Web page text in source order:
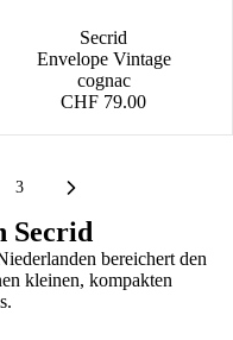
Secrid
Envelope Vintage
cognac
CHF 79.00
3
Secrid
bereichert den
kleinen, kompakten